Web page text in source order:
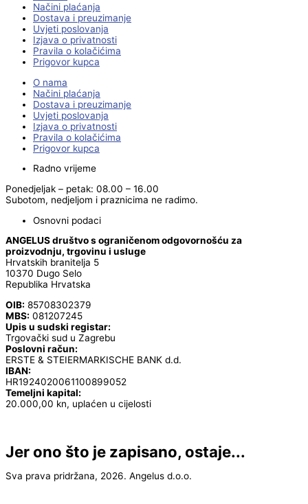
Načini plaćanja
Dostava i preuzimanje
Uvjeti poslovanja
Izjava o privatnosti
Pravila o kolačićima
Prigovor kupca
O nama
Načini plaćanja
Dostava i preuzimanje
Uvjeti poslovanja
Izjava o privatnosti
Pravila o kolačićima
Prigovor kupca
Radno vrijeme
Ponedjeljak – petak: 08.00 – 16.00
Subotom, nedjeljom i praznicima ne radimo.
Osnovni podaci
ANGELUS društvo s ograničenom odgovornošću za
proizvodnju, trgovinu i usluge
Hrvatskih branitelja 5
10370 Dugo Selo
Republika Hrvatska
OIB: 85708302379
MBS: 081207245
Upis u sudski registar:
Trgovački sud u Zagrebu
Poslovni račun:
ERSTE & STEIERMARKISCHE BANK d.d.
IBAN:
HR1924020061100899052
Temeljni kapital:
20.000,00 kn, uplaćen u cijelosti
Jer ono što je zapisano, ostaje...
Sva prava pridržana, 2026. Angelus d.o.o.